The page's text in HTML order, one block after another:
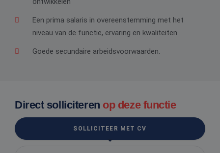
Een prima salaris in overeenstemming met het
niveau van de functie, ervaring en kwaliteiten
Goede secundaire arbeidsvoorwaarden.
Direct solliciteren op deze functie
SOLLICITEER MET CV